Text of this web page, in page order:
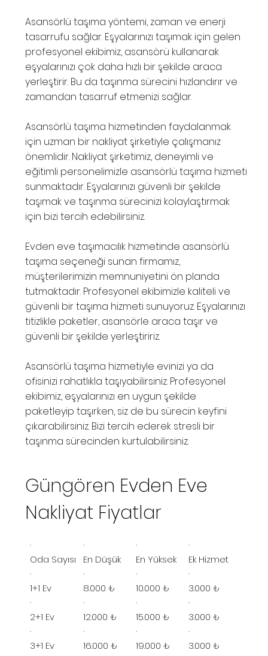
Asansörlü taşıma yöntemi, zaman ve enerji
tasarrufu sağlar. Eşyalarınızı taşımak için gelen
profesyonel ekibimiz, asansörü kullanarak
eşyalarınızı çok daha hızlı bir şekilde araca
yerleştirir. Bu da taşınma sürecini hızlandırır ve
zamandan tasarruf etmenizi sağlar.
Asansörlü taşıma hizmetinden faydalanmak
için uzman bir nakliyat şirketiyle çalışmanız
önemlidir. Nakliyat şirketimiz, deneyimli ve
eğitimli personelimizle asansörlü taşıma hizmeti
sunmaktadır. Eşyalarınızı güvenli bir şekilde
taşımak ve taşınma sürecinizi kolaylaştırmak
için bizi tercih edebilirsiniz.
Evden eve taşımacılık hizmetinde asansörlü
taşıma seçeneği sunan firmamız,
müşterilerimizin memnuniyetini ön planda
tutmaktadır. Profesyonel ekibimizle kaliteli ve
güvenli bir taşıma hizmeti sunuyoruz. Eşyalarınızı
titizlikle paketler, asansörle araca taşır ve
güvenli bir şekilde yerleştiririz.
Asansörlü taşıma hizmetiyle evinizi ya da
ofisinizi rahatlıkla taşıyabilirsiniz. Profesyonel
ekibimiz, eşyalarınızı en uygun şekilde
paketleyip taşırken, siz de bu sürecin keyfini
çıkarabilirsiniz. Bizi tercih ederek stresli bir
taşınma sürecinden kurtulabilirsiniz.
Güngören Evden Eve
Nakliyat Fiyatlar
Oda Sayısı En Düşük En Yüksek Ek Hizmet
1+1 Ev 8.000 ₺ 10.000 ₺ 3.000 ₺
2+1 Ev 12.000 ₺ 15.000 ₺ 3.000 ₺
3+1 Ev 16.000 ₺ 19.000 ₺ 3.000 ₺